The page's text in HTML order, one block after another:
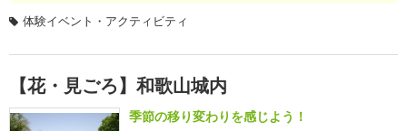
体験イベント・アクティビティ
【花・見ごろ】和歌山城内
季節の移り変わりを感じよう！